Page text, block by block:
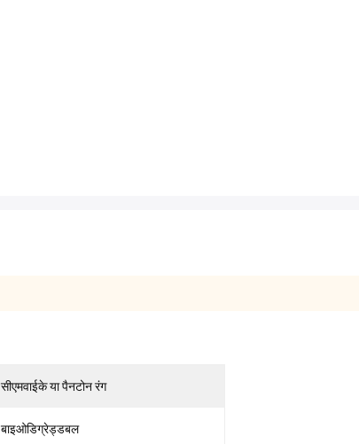
सीएमवाईके या पैनटोन रंग
बाइओडिग्रेड्डबल